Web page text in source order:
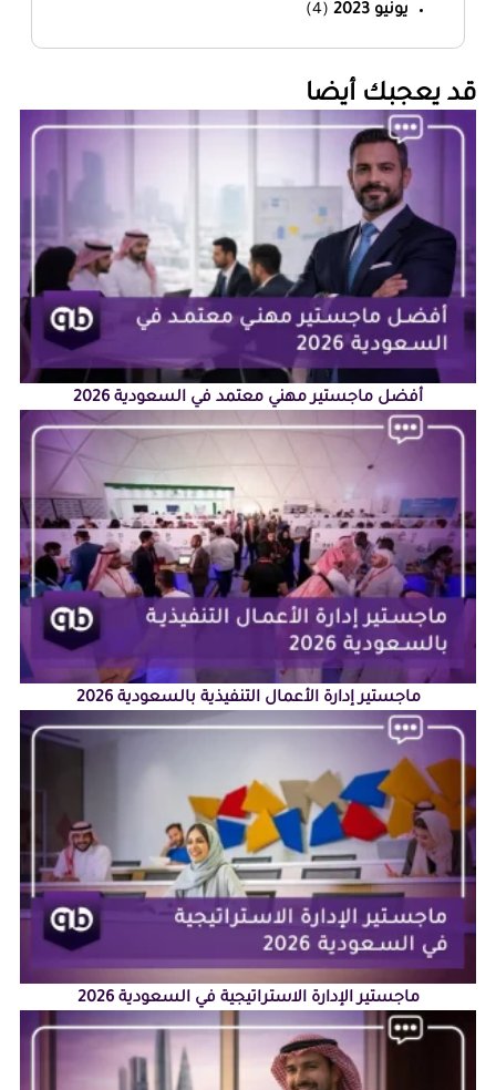
يونيو 2023 (4)
‏قد يعجبك أيضا‏
أفضل ماجستير مهني معتمد في السعودية 2026
ماجستير إدارة الأعمال التنفيذية بالسعودية 2026
ماجستير الإدارة الاستراتيجية في السعودية 2026